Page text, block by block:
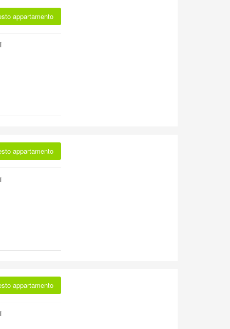
appartamento
appartamento
appartamento